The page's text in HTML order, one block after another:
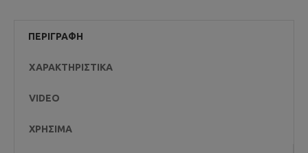
ΠΕΡΙΓΡΑΦΉ
ΧΑΡΑΚΤΗΡΙΣΤΙΚΆ
VIDEO
ΧΡΉΣΙΜΑ